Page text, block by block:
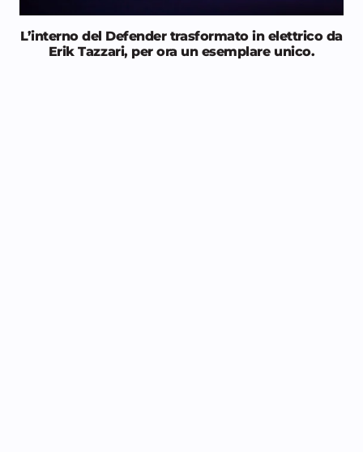
L’interno del Defender trasformato in elettrico da
Erik Tazzari, per ora un esemplare unico.